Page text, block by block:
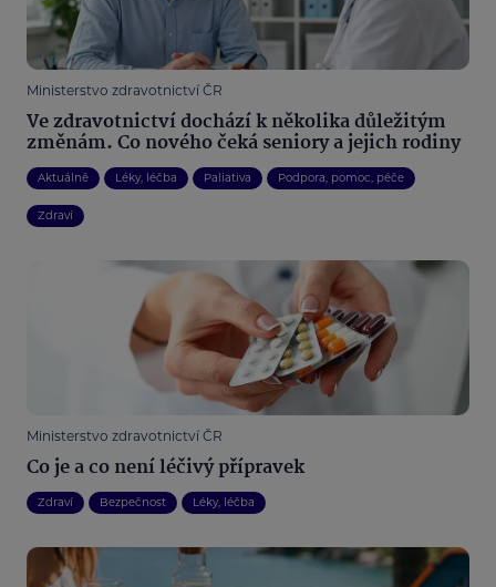
Ministerstvo zdravotnictví ČR
Ve zdravotnictví dochází k několika důležitým
změnám. Co nového čeká seniory a jejich rodiny
Aktuálně Léky, léčba Paliativa Podpora, pomoc, péče
Zdraví
Ministerstvo zdravotnictví ČR
Co je a co není léčivý přípravek
Zdraví Bezpečnost Léky, léčba